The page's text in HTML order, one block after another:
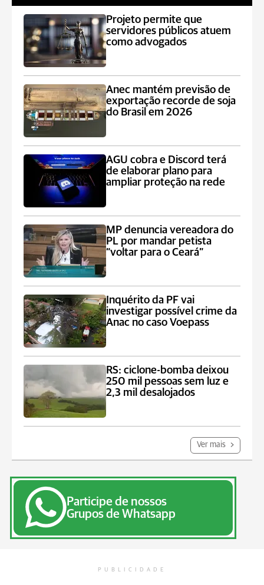
Projeto permite que
servidores públicos atuem
como advogados
Anec mantém previsão de
exportação recorde de soja
do Brasil em 2026
AGU cobra e Discord terá
de elaborar plano para
ampliar proteção na rede
MP denuncia vereadora do
PL por mandar petista
“voltar para o Ceará”
Inquérito da PF vai
investigar possível crime da
Anac no caso Voepass
RS: ciclone-bomba deixou
250 mil pessoas sem luz e
2,3 mil desalojados
Ver mais
Participe de nossos
Grupos de Whatsapp
PUBLICIDADE